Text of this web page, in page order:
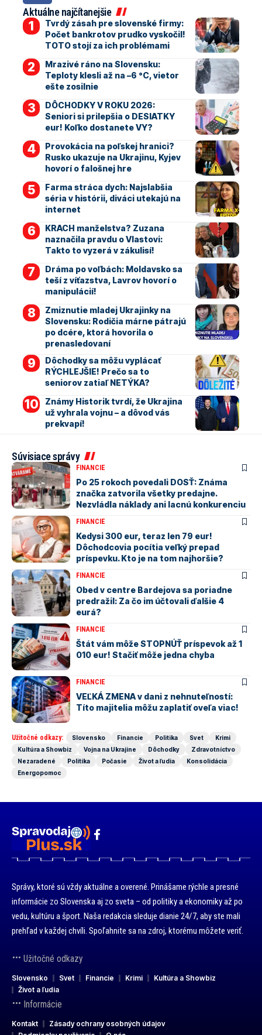
Aktuálne najčítanejšie
Tvrdý zásah pre slovenské firmy:
Počet bankrotov prudko vyskočil!
TOTO stojí za ich problémami
Mrazivé ráno na Slovensku:
Teploty klesli až na –6 °C, vietor
ešte zosilnie
DÔCHODKY V ROKU 2026:
Seniori si prilepšia o DESIATKY
eur! Koľko dostanete VY?
Provokácia na poľskej hranici?
Rusko ukazuje na Ukrajinu, Kyjev
hovorí o falošnej hre
Farma stráca dych: Najslabšia
séria v histórii, diváci utekajú na
internet
KRACH manželstva? Zuzana
naznačila pravdu o Vlastovi:
Takto to vyzerá v zákulisí!
Dráma po voľbách: Moldavsko sa
teší z víťazstva, Lavrov hovorí o
manipulácií!
Zmiznutie mladej Ukrajinky na
Slovensku: Rodičia márne pátrajú
po dcére, ktorá hovorila o
prenasledovaní
Dôchodky sa môžu vyplácať
RÝCHLEJŠIE! Prečo sa to
seniorov zatiaľ NETÝKA?
Známy Historik tvrdí, že Ukrajina
už vyhrala vojnu – a dôvod vás
prekvapí!
Súvisiace správy
FINANCIE
Po 25 rokoch povedali DOSŤ: Známa
značka zatvorila všetky predajne.
Nezvládla náklady ani lacnú konkurenciu
FINANCIE
Kedysi 300 eur, teraz len 79 eur!
Dôchodcovia pocítia veľký prepad
príspevku. Kto je na tom najhoršie?
FINANCIE
Obed v centre Bardejova sa poriadne
predražil: Za čo im účtovali ďalšie 4
eurá?
FINANCIE
Štát vám môže STOPNÚŤ príspevok až 1
010 eur! Stačiť môže jedna chyba
FINANCIE
VEĽKÁ ZMENA v dani z nehnuteľností:
Títo majitelia môžu zaplatiť oveľa viac!
Užitočné odkazy: Slovensko Financie Politika Svet
Krimi
Kultúra a Showbiz
Vojna na Ukrajine Dôchodky
Zdravotníctvo
Nezaradené
Politika Počasie Život a ľudia
Konsolidácia
Energopomoc
Správy, ktoré sú vždy aktuálne a overené. Prinášame rýchle a presné
informácie zo Slovenska aj zo sveta – od politiky a ekonomiky až po
vedu, kultúru a šport. Naša redakcia sleduje dianie 24/7, aby ste mali
prehľad v každej chvíli. Spoľahnite sa na zdroj, ktorému môžete veriť.
Užitočné odkazy
Slovensko Svet Financie Krimi
Kultúra a Showbiz
Život a ľudia
Informácie
Kontakt
Zásady ochrany osobných údajov